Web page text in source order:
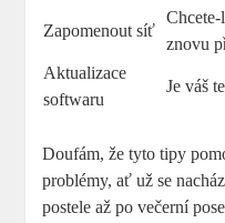
Zapomenout síť
znovu
Aktualizace
softwaru
Je váš
Doufám, že tyto tipy
problémy, ať už se
postele až po večerní